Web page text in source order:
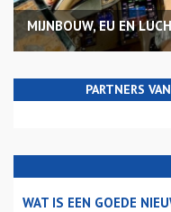
MIJNBOUW, EU EN
PARTNERS
WAT IS EEN GOEDE